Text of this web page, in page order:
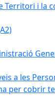
Territori i
a les
per cobrir